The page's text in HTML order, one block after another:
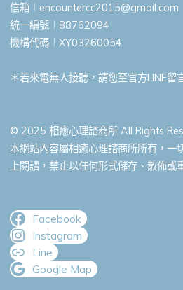
信箱︱ encountercc2015@gmail.com
統一編號︱88762094
機構代碼︱XY03260054
＊若來電無人接聽，請您至官方LINE留
© 2025 相癒心理諮商所 All Rights
本網站內容屬相癒心理諮商所所有，一
上閱讀，禁止以任何形式儲存、散佈或
Facebook
Instagram
Line
Google Map